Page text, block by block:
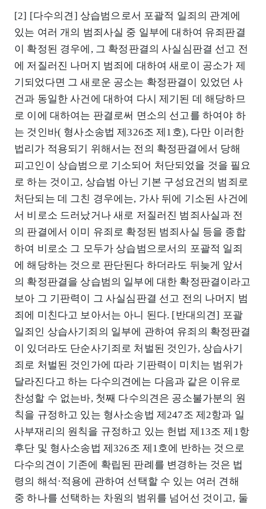
[2] [다수의견] 상습범으로서 포괄적 일죄의 관계에
있는 여러 개의 범죄사실 중 일부에 대하여 유죄판결
이 확정된 경우에, 그 확정판결의 사실심판결 선고 전
에 저질러진 나머지 범죄에 대하여 새로이 공소가 제
기되었다면 그 새로운 공소는 확정판결이 있었던 사
건과 동일한 사건에 대하여 다시 제기된 데 해당하므
로 이에 대하여는 판결로써 면소의 선고를 하여야 하
는 것인바( 형사소송법 제326조 제1호), 다만 이러한
법리가 적용되기 위해서는 전의 확정판결에서 당해
피고인이 상습범으로 기소되어 처단되었을 것을 필요
로 하는 것이고, 상습범 아닌 기본 구성요건의 범죄로
처단되는 데 그친 경우에는, 가사 뒤에 기소된 사건에
서 비로소 드러났거나 새로 저질러진 범죄사실과 전
의 판결에서 이미 유죄로 확정된 범죄사실 등을 종합
하여 비로소 그 모두가 상습범으로서의 포괄적 일죄
에 해당하는 것으로 판단된다 하더라도 뒤늦게 앞서
의 확정판결을 상습범의 일부에 대한 확정판결이라고
보아 그 기판력이 그 사실심판결 선고 전의 나머지 범
죄에 미친다고 보아서는 아니 된다. [반대의견] 포괄
일죄인 상습사기죄의 일부에 관하여 유죄의 확정판결
이 있더라도 단순사기죄로 처벌된 것인가, 상습사기
죄로 처벌된 것인가에 따라 기판력이 미치는 범위가
달라진다고 하는 다수의견에는 다음과 같은 이유로
찬성할 수 없는바, 첫째 다수의견은 공소불가분의 원
칙을 규정하고 있는 형사소송법 제247조 제2항과 일
사부재리의 원칙을 규정하고 있는 헌법 제13조 제1항
후단 및 형사소송법 제326조 제1호에 반하는 것으로
다수의견이 기존에 확립된 판례를 변경하는 것은 법
령의 해석·적용에 관하여 선택할 수 있는 여러 견해
중 하나를 선택하는 차원의 범위를 넘어선 것이고, 둘